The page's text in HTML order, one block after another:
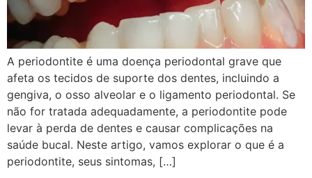
A periodontite é uma doença periodontal grave que
afeta os tecidos de suporte dos dentes, incluindo a
gengiva, o osso alveolar e o ligamento periodontal. Se
não for tratada adequadamente, a periodontite pode
levar à perda de dentes e causar complicações na
saúde bucal. Neste artigo, vamos explorar o que é a
periodontite, seus sintomas, […]